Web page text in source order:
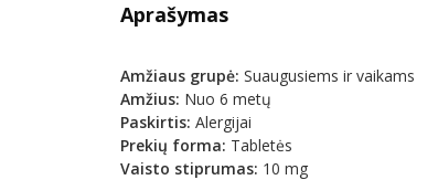
Aprašymas
Amžiaus grupė: Suaugusiems ir vaikams
Amžius: Nuo 6 metų
Paskirtis: Alergijai
Prekių forma: Tabletės
Vaisto stiprumas: 10 mg